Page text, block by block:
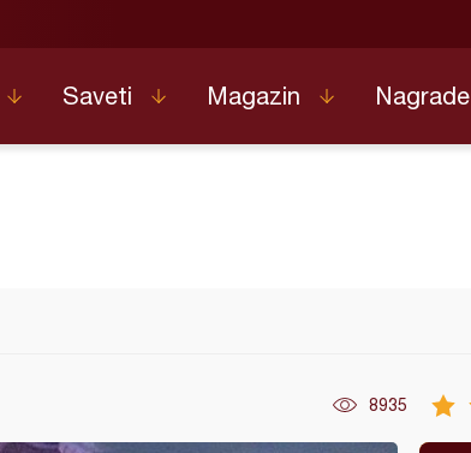
Saveti Magazin Nagrade
8935